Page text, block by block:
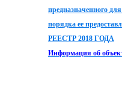
предназначенного
порядка ее
РЕЕСТР 2018 ГОДА
Информация об